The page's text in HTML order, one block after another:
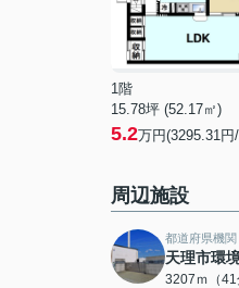
1階
15.78坪 (52.17㎡)
5.2万円(3295.31円
周辺施設
都道府県機関
天理市環
3207ｍ（41